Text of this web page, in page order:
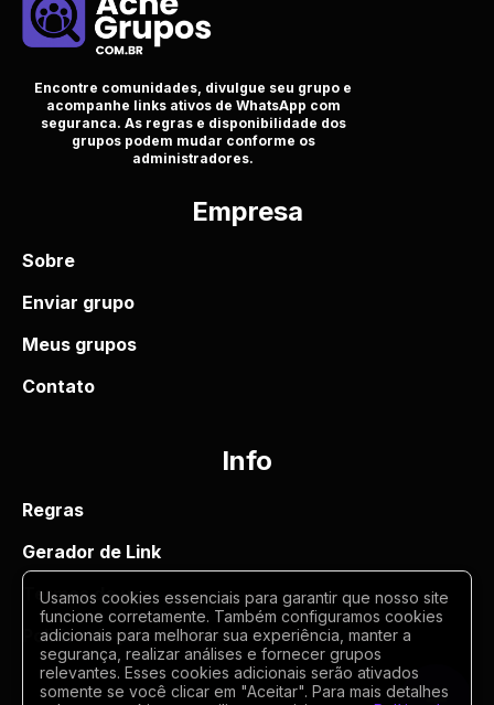
Encontre comunidades, divulgue seu grupo e
acompanhe links ativos de WhatsApp com
seguranca. As regras e disponibilidade dos
grupos podem mudar conforme os
administradores.
Empresa
Sobre
Enviar grupo
Meus grupos
Contato
Info
Regras
Gerador de Link
Termos de uso
Politica de privacidade
Usamos cookies essenciais para garantir que nosso site
funcione corretamente. Também configuramos cookies
adicionais para melhorar sua experiência, manter a
segurança, realizar análises e fornecer grupos
relevantes. Esses cookies adicionais serão ativados
somente se você clicar em "Aceitar". Para mais detalhes